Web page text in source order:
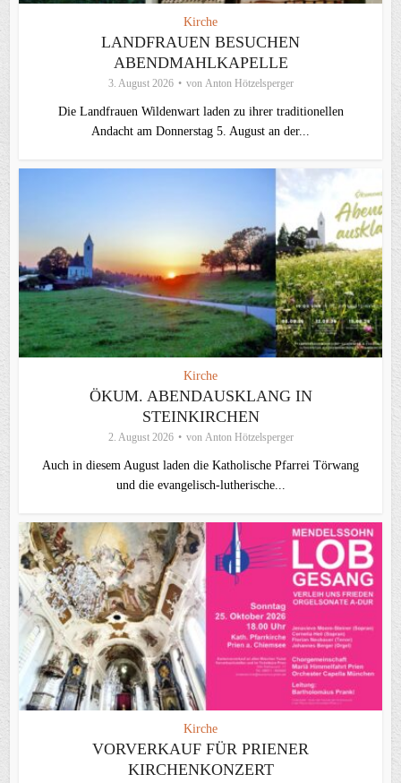
Kirche
LANDFRAUEN BESUCHEN
ABENDMAHLKAPELLE
3. August 2026 von Anton Hötzelsperger
Die Landfrauen Wildenwart laden zu ihrer traditionellen
Andacht am Donnerstag 5. August an der...
Kirche
ÖKUM. ABENDAUSKLANG IN
STEINKIRCHEN
2. August 2026 von Anton Hötzelsperger
Auch in diesem August laden die Katholische Pfarrei Törwang
und die evangelisch‑lutherische...
Kirche
VORVERKAUF FÜR PRIENER
KIRCHENKONZERT